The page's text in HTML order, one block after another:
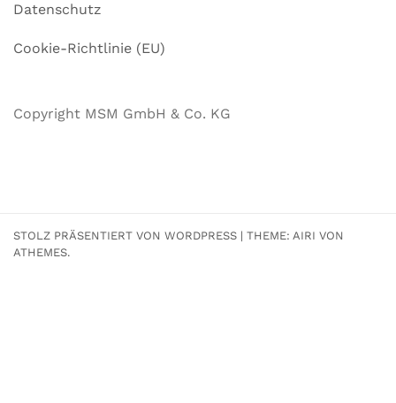
Datenschutz
Cookie-Richtlinie (EU)
Copyright MSM GmbH & Co. KG
STOLZ PRÄSENTIERT VON WORDPRESS | THEME: AIRI VON
ATHEMES.